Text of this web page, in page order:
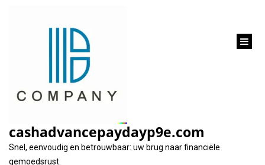
cashadvancepaydayp9e.com
Snel, eenvoudig en betrouwbaar: uw brug naar financiële
gemoedsrust.
Het opstellen van een
contract voor een
onderhandse lening: